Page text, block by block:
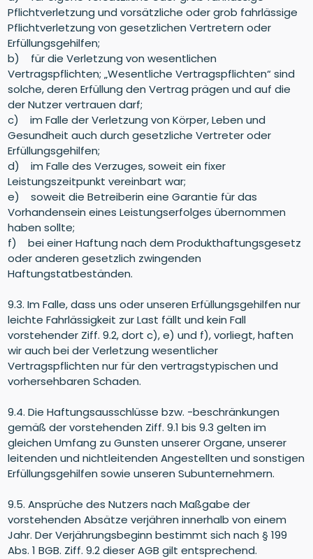
Pflichtverletzung und vorsätzliche oder grob fahrlässige
Pflichtverletzung von gesetzlichen Vertretern oder
Erfüllungsgehilfen;
b) für die Verletzung von wesentlichen
Vertragspflichten; „Wesentliche Vertragspflichten“ sind
solche, deren Erfüllung den Vertrag prägen und auf die
der Nutzer vertrauen darf;
c) im Falle der Verletzung von Körper, Leben und
Gesundheit auch durch gesetzliche Vertreter oder
Erfüllungsgehilfen;
d) im Falle des Verzuges, soweit ein fixer
Leistungszeitpunkt vereinbart war;
e) soweit die Betreiberin eine Garantie für das
Vorhandensein eines Leistungserfolges übernommen
haben sollte;
f) bei einer Haftung nach dem Produkthaftungsgesetz
oder anderen gesetzlich zwingenden
Haftungstatbeständen.
9.3. Im Falle, dass uns oder unseren Erfüllungsgehilfen nur
leichte Fahrlässigkeit zur Last fällt und kein Fall
vorstehender Ziff. 9.2, dort c), e) und f), vorliegt, haften
wir auch bei der Verletzung wesentlicher
Vertragspflichten nur für den vertragstypischen und
vorhersehbaren Schaden.
9.4. Die Haftungsausschlüsse bzw. -beschränkungen
gemäß der vorstehenden Ziff. 9.1 bis 9.3 gelten im
gleichen Umfang zu Gunsten unserer Organe, unserer
leitenden und nichtleitenden Angestellten und sonstigen
Erfüllungsgehilfen sowie unseren Subunternehmern.
9.5. Ansprüche des Nutzers nach Maßgabe der
vorstehenden Absätze verjähren innerhalb von einem
Jahr. Der Verjährungsbeginn bestimmt sich nach § 199
Abs. 1 BGB. Ziff. 9.2 dieser AGB gilt entsprechend.